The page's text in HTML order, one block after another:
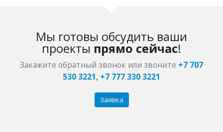
Мы готовы обсудить ваши
проекты прямо сейчас!
Закажите обратный звонок или звоните +7 707
530 3221, +7 777 330 3221
Заявка